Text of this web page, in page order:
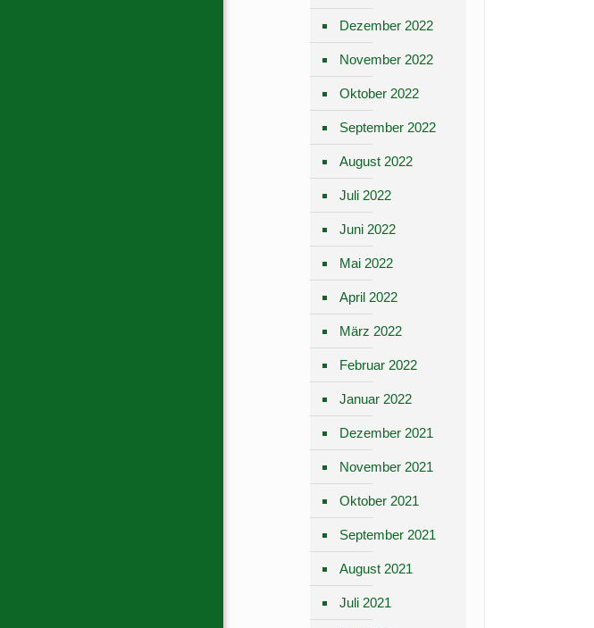
Dezember 2022
November 2022
Oktober 2022
September 2022
August 2022
Juli 2022
Juni 2022
Mai 2022
April 2022
März 2022
Februar 2022
Januar 2022
Dezember 2021
November 2021
Oktober 2021
September 2021
August 2021
Juli 2021